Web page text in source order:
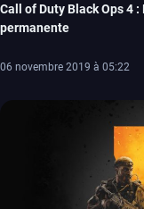
Call of Duty Black Ops 4
permanente
06 novembre 2019 à 05:22